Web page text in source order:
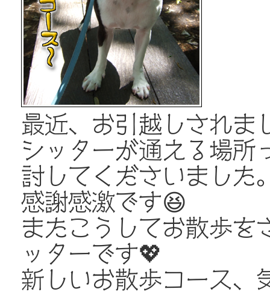
最近、お引越しされま
シッターが通える場所
討してくださいました
感謝感激です😆
またこうしてお散歩を
ッターです💖
新しいお散歩コース、